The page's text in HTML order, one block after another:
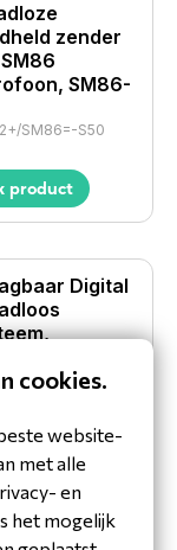
zender
SM86-
SM86=-S50
product
Digital
G65
product
digitaal
cookies.
website-
met alle
en
het mogelijk